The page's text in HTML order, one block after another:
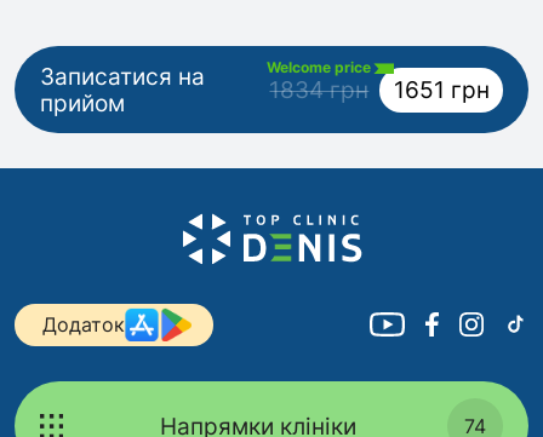
Записатися на
прийом
Welcome price
1834 грн 1651 грн
Додаток
Напрямки клініки 74